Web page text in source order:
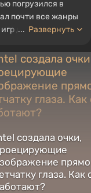
погрузился в
почти все жанры
до военных
VGTimes в 2012
блогера до
новости,
другое.
емкости, мощных
школы.
... Развернуть
создала очки,
глаза. Как